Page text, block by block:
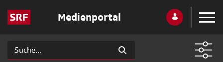
Medienportal